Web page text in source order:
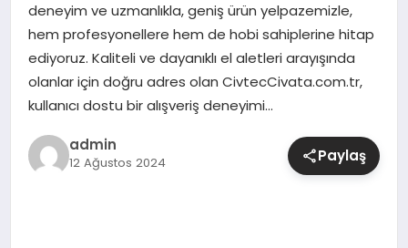
SIYASET
SPOR
YAŞAM
deneyim ve uzmanlıkla, geniş ürün yelpazemizle,
hem profesyonellere hem de hobi sahiplerine hitap
ediyoruz. Kaliteli ve dayanıklı el aletleri arayışında
olanlar için doğru adres olan CivtecCivata.com.tr,
kullanıcı dostu bir alışveriş deneyimi…
admin
12 Ağustos 2024 Paylaş